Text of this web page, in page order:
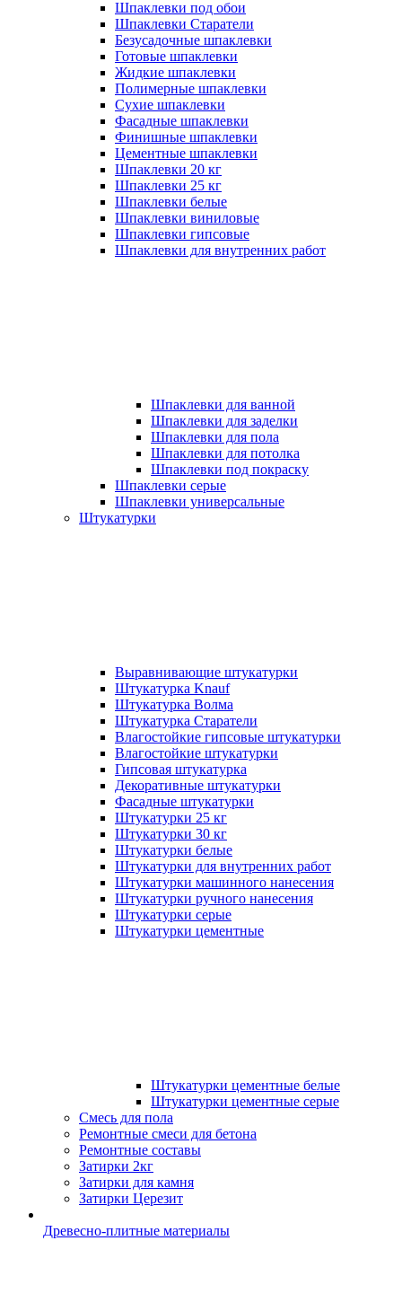
Шпаклевки под обои
Шпаклевки Старатели
Безусадочные шпаклевки
Готовые шпаклевки
Жидкие шпаклевки
Полимерные шпаклевки
Сухие шпаклевки
Фасадные шпаклевки
Финишные шпаклевки
Цементные шпаклевки
Шпаклевки 20 кг
Шпаклевки 25 кг
Шпаклевки белые
Шпаклевки виниловые
Шпаклевки гипсовые
Шпаклевки для внутренних работ
Шпаклевки для ванной
Шпаклевки для заделки
Шпаклевки для пола
Шпаклевки для потолка
Шпаклевки под покраску
Шпаклевки серые
Шпаклевки универсальные
Штукатурки
Выравнивающие штукатурки
Штукатурка Knauf
Штукатурка Волма
Штукатурка Старатели
Влагостойкие гипсовые штукатурки
Влагостойкие штукатурки
Гипсовая штукатурка
Декоративные штукатурки
Фасадные штукатурки
Штукатурки 25 кг
Штукатурки 30 кг
Штукатурки белые
Штукатурки для внутренних работ
Штукатурки машинного нанесения
Штукатурки ручного нанесения
Штукатурки серые
Штукатурки цементные
Штукатурки цементные белые
Штукатурки цементные серые
Смесь для пола
Ремонтные смеси для бетона
Ремонтные составы
Затирки 2кг
Затирки для камня
Затирки Церезит
Древесно-плитные материалы